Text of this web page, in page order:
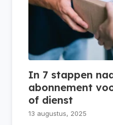
In 7 stappen
abonnement
of dienst
13 augustus, 2025